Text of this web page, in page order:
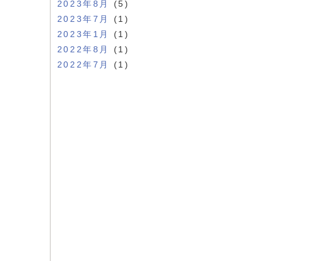
2023年8月
(5)
2023年7月
(1)
2023年1月
(1)
2022年8月
(1)
2022年7月
(1)